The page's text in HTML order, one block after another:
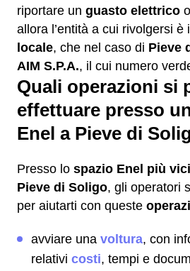
riportare un guasto elettrico
allora l’entità a cui rivolgersi è il
locale, che nel caso di Pieve
AIM S.P.A., il cui numero
Quali operazioni si
effettuare presso
Enel a Pieve di
Presso lo spazio Enel più
Pieve di Soligo, gli operatori
per aiutarti con queste
avviare una voltura, con
relativi costi, tempi e